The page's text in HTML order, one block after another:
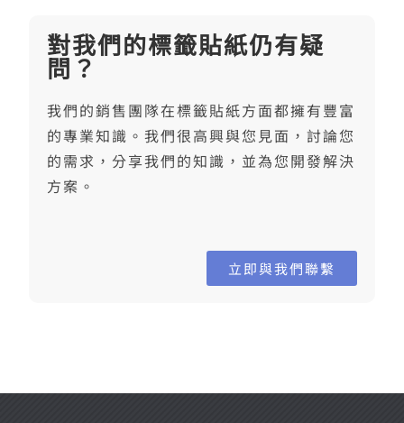
對我們的標籤貼紙仍有疑
問？
我們的銷售團隊在標籤貼紙方面都擁有豐富
的專業知識。我們很高興與您見面，討論您
的需求，分享我們的知識，並為您開發解決
方案。
立即與我們聯繫